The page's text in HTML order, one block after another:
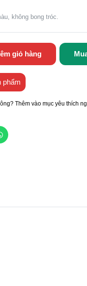
không bong tróc.
giỏ hàng
phẩm
Thêm vào mục yêu thích